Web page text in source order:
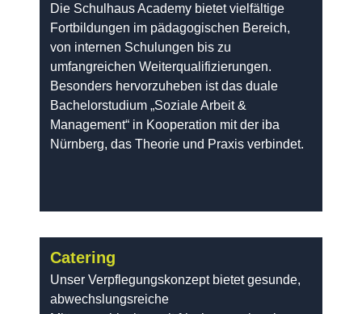
Die Schulhaus Academy bietet vielfältige
Fortbildungen im pädagogischen Bereich,
von internen Schulungen bis zu
umfangreichen Weiterqualifizierungen.
Besonders hervorzuheben ist das duale
Bachelorstudium „Soziale Arbeit &
Management“ in Kooperation mit der iba
Nürnberg, das Theorie und Praxis verbindet.
Catering
Unser Verpflegungskonzept bietet gesunde,
abwechslungsreiche